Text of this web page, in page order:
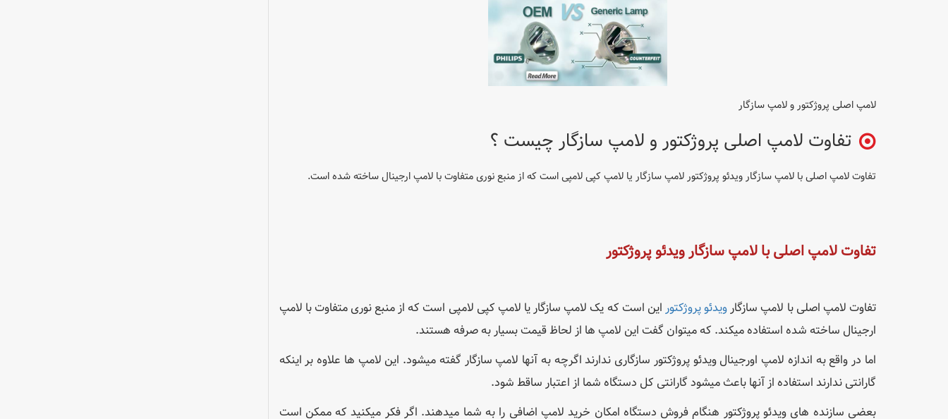
لامپ اصلی پروژکتور و لامپ سازگار
تفاوت لامپ اصلی پروژکتور و لامپ سازگار چیست ؟
تفاوت لامپ اصلی با لامپ سازگار ویدئو پروژکتور لامپ سازگار یا لامپ کپی لامپی است که از منبع نوری متفاوت با لامپ ارجینال ساخته شده است.
تفاوت لامپ اصلی با لامپ سازگار ویدئو پروژکتور
تفاوت لامپ اصلی با لامپ سازگارویدئو پروژکتوراین است که یک لامپ سازگار یا لامپ کپی لامپی است که از منبع نوری متفاوت با لامپ
ارجینال ساخته شده استفاده میکند. که میتوان گفت این لامپ ها از لحاظ قیمت بسیار به صرفه هستند.
اما در واقع به اندازه لامپ اورجینال ویدئو پروژکتور سازگاری ندارند اگرچه به آنها لامپ سازگار گفته میشود. این لامپ ها علاوه بر اینکه
گارانتی ندارند استفاده از آنها باعث میشود گارانتی کل دستگاه شما از اعتبار ساقط شود.
بعضی سازنده های ویدئو پروژکتور هنگام فروش دستگاه امکان خرید لامپ اضافی را به شما میدهند. اگر فکر میکنید که ممکن است